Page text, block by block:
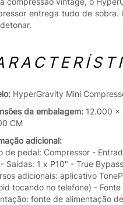
entrega tudo de sobra.
HyperGravity Mini
da embalagem: 12.000 x
CM
adicional:
de pedal: Compressor -
Saídas: 1 x P10" - True
adicionais: aplicativo
tocando no telefone) - Fonte
fonte de alimentação